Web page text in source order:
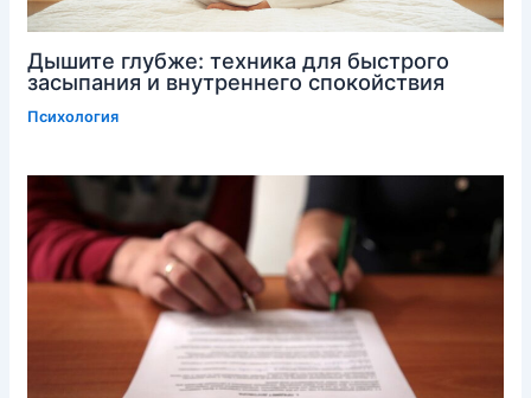
Дышите глубже: техника для быстрого
засыпания и внутреннего спокойствия
Психология